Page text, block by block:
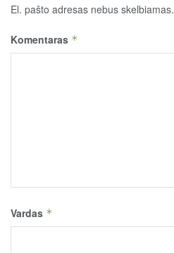
El. pašto adresas nebus skelbiamas.
Komentaras *
Vardas *